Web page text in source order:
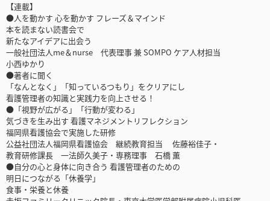
【連載】
●人を動かす 心を動かす フレーズ＆マインド
本を読まない読書会で
新たなアイデアに出会う
一般社団法人me＆nurse 代表理事 兼 SOMPO ケア人材担当
小西ゆかり
●著者に聞く
「なんとなく」「知っているつもり」をクリアにし
看護管理者の知識と実践力を向上させる！
●「視野が広がる」「行動が変わる」
気づきを生み出す 看護マネジメントリフレクション
福岡県看護協会で実施した研修
公益社団法人福岡県看護協会 継続教育担当 佐藤裕佳子・
教育研修課長 一法師久美子・専務理事 石橋 薫
●自分の心と身体に向き合う 看護管理者のための
明日につながる「休養学」
食事・栄養と休養